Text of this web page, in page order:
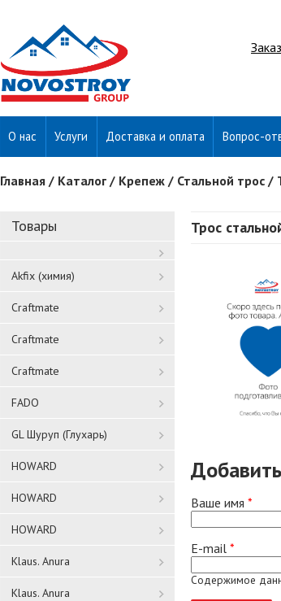
О нас Услуги Доставка и оплата Вопрос-
Вы здесь
Главная / Каталог / Крепеж / Стальной трос /
Товары
Akfix (химия)
Craftmate
Craftmate
Craftmate
FADO
GL Шуруп (Глухарь)
HOWARD
HOWARD
HOWARD
Klaus. Anura
Klaus. Anura
Трос
Ваше имя *
E-mail *
Содержимое